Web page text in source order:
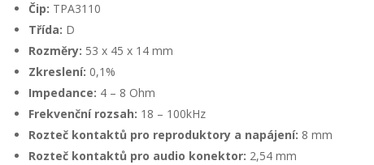
Čip: TPA3110
Třída: D
Rozměry: 53 x 45 x 14 mm
Zkreslení: 0,1%
Impedance: 4 – 8 Ohm
Frekvenční rozsah: 18 – 100kHz
Rozteč kontaktů pro reproduktory a napájení: 8 mm
Rozteč kontaktů pro audio konektor: 2,54 mm